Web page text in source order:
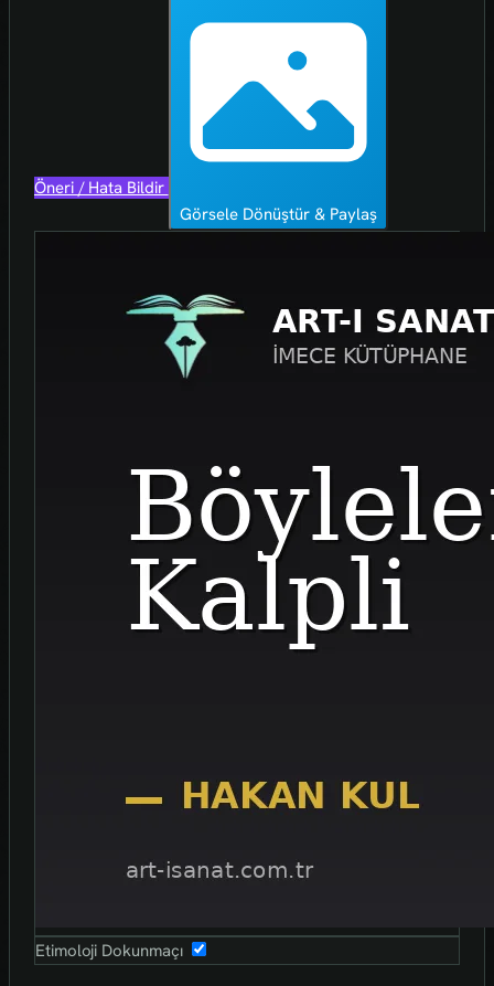
Öneri / Hata Bildir
Görsele Dönüştür & Paylaş
Etimoloji Dokunmaçı